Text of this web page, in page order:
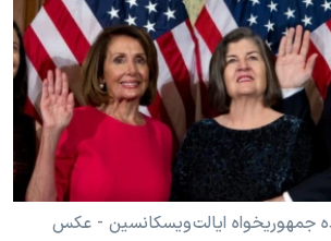
آمریکا ۲۰۲۴
به اسرائیل
آزادیجمهوریخواه ایالت ویسکانسین - عکس